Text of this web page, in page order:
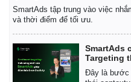
SmartAds tập trung vào việc
và thời điểm để tối ưu.
SmartAds
Targeting
Đây là bước